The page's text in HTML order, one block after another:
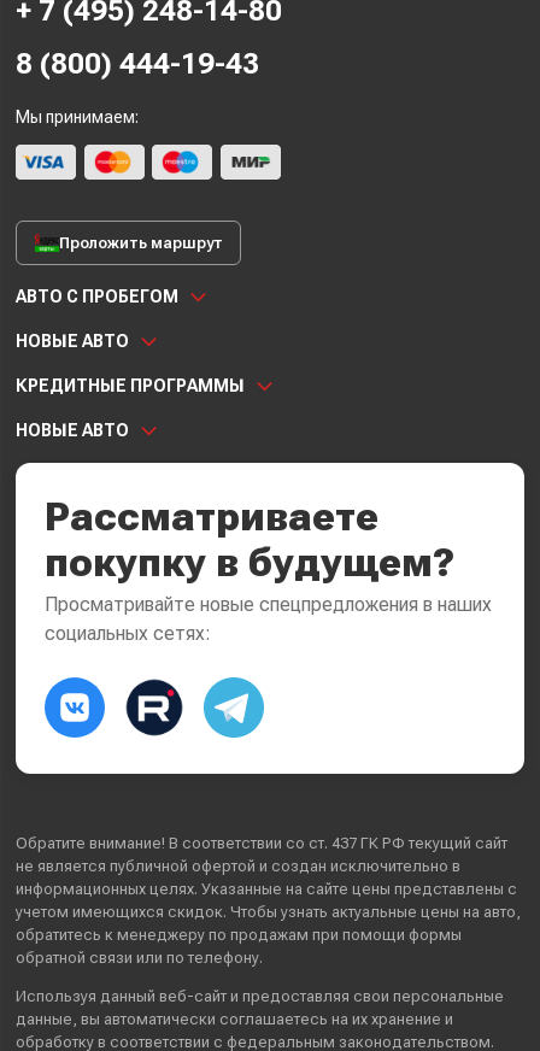
+ 7 (495) 248-14-80
8 (800) 444-19-43
Мы принимаем:
Проложить маршрут
АВТО С ПРОБЕГОМ
НОВЫЕ АВТО
КРЕДИТНЫЕ ПРОГРАММЫ
НОВЫЕ АВТО
Рассматриваете
покупку в будущем?
Просматривайте новые спецпредложения в наших
социальных сетях:
Обратите внимание! В соответствии со ст. 437 ГК РФ текущий сайт
не является публичной офертой и создан исключительно в
информационных целях. Указанные на сайте цены представлены с
учетом имеющихся скидок. Чтобы узнать актуальные цены на авто,
обратитесь к менеджеру по продажам при помощи формы
обратной связи или по телефону.
Используя данный веб-сайт и предоставляя свои персональные
данные , вы автоматически соглашаетесь на их хранение и
обработку в соответствии с федеральным законодательством.